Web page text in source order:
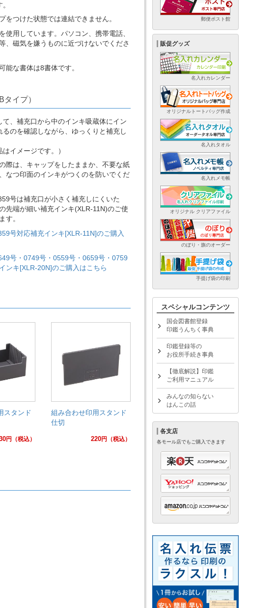
をつけた状態では連結できません。
使用しています。パソコン、携帯電話、
、磁気を嫌うものに近づけないでくださ
能な書体は8書体です。
イプ）
て、補充口から中のインキ吸蔵体にイン
るのを確認しながら、ゆっくりと補充し
はイメージです。）
際は、キャップをしたままか、不要な紙
なつ印面のインキがつくのを防いでくだ
号は補充口が小さく補充しにくいた
先端が細い補充インキ(XLR-11N)のご使
す。
号対応補充インキ[XLR-11N]のご購入
号・0749号・0559号・0659号・0759
ンキ[XLR-20N]のご購入はこちら
スタンド
円 （税込）
組み合わせ印用スタンド
仕切
220円 （税込）
郵便ポスト館
販促グッズ
名入れカレンダー
オリジナルトートバッグ作成
名入れタオル
名入れメモ帳
オリジナル クリアファイル
のぼり・旗のオーダー
手提げ袋の印刷
スペシャルコンテンツ
国会図書館登録
印鑑うんちく事典
印鑑登録等の
お役所手続き事典
【徹底解説】印鑑
ご利用マニュアル
みんなの知らない
はんこの話
各支店
各モール店でもご購入できます